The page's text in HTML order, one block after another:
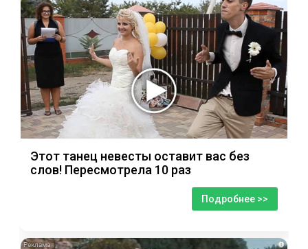
Этот танец невесты оставит вас без
слов! Пересмотрела 10 раз
Подробнее >>
i